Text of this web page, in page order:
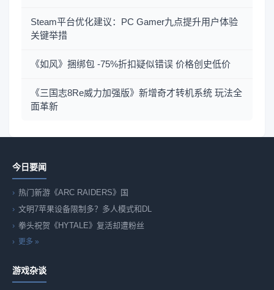
Steam平台优化建议：PC Gamer九点提升用户体验
关键举措
《如风》捆绑包 -75%折扣疑似错误 价格创史低价
《三国志8Re威力加强版》新增奇才转机系统 玩法全
面革新
今日要闻
热门新游《ARC RAIDERS》国
文明7苹果设备限制多？多人模式和DL
拳头祝贺《HYTALE》复活却遭粉丝
更多 »
游戏杂谈